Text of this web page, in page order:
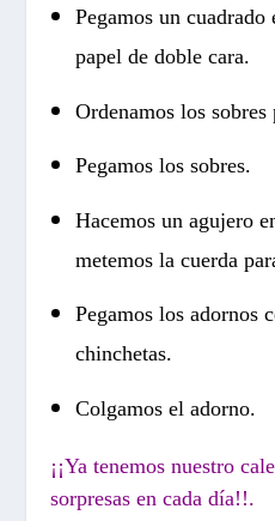
Pegamos un
papel de doble cara.
Ordenamos los sobres
Pegamos los sobres.
Hacemos un agujero
metemos la cuerda
Pegamos los adornos
chinchetas.
Colgamos el adorno.
¡¡Ya tenemos nuestro
sorpresas en cada día!!.